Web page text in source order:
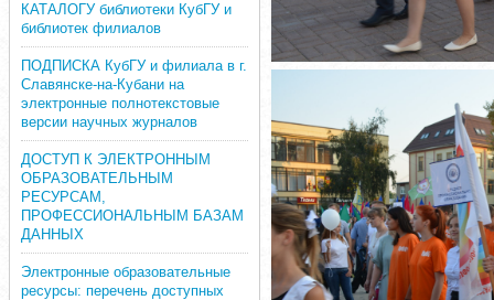
КАТАЛОГУ библиотеки КубГУ и
библиотек филиалов
ПОДПИСКА КубГУ и филиала в г.
Славянске-на-Кубани на
электронные полнотекстовые
версии научных журналов
ДОСТУП К ЭЛЕКТРОННЫМ
ОБРАЗОВАТЕЛЬНЫМ
РЕСУРСАМ,
ПРОФЕССИОНАЛЬНЫМ БАЗАМ
ДАННЫХ
Электронные образовательные
ресурсы: перечень доступных